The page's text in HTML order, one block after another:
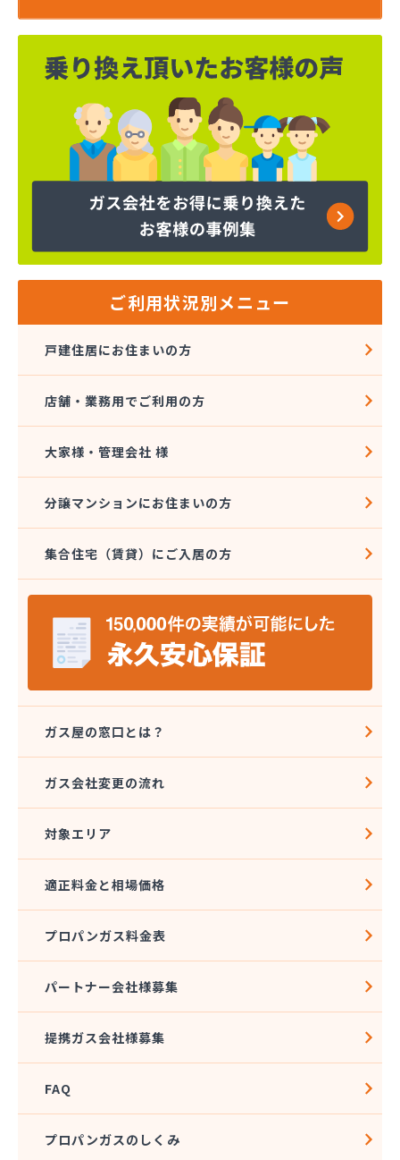
ご利用状況別メニュー
戸建住居にお住まいの方
店舗・業務用でご利用の方
大家様・管理会社 様
分譲マンションにお住まいの方
集合住宅（賃貸）にご入居の方
ガス屋の窓口とは？
ガス会社変更の流れ
対象エリア
適正料金と相場価格
プロパンガス料金表
パートナー会社様募集
提携ガス会社様募集
FAQ
プロパンガスのしくみ